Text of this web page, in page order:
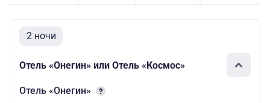
2 ночи
Отель «Онегин» или Отель «Космос»
Отель «Онегин»